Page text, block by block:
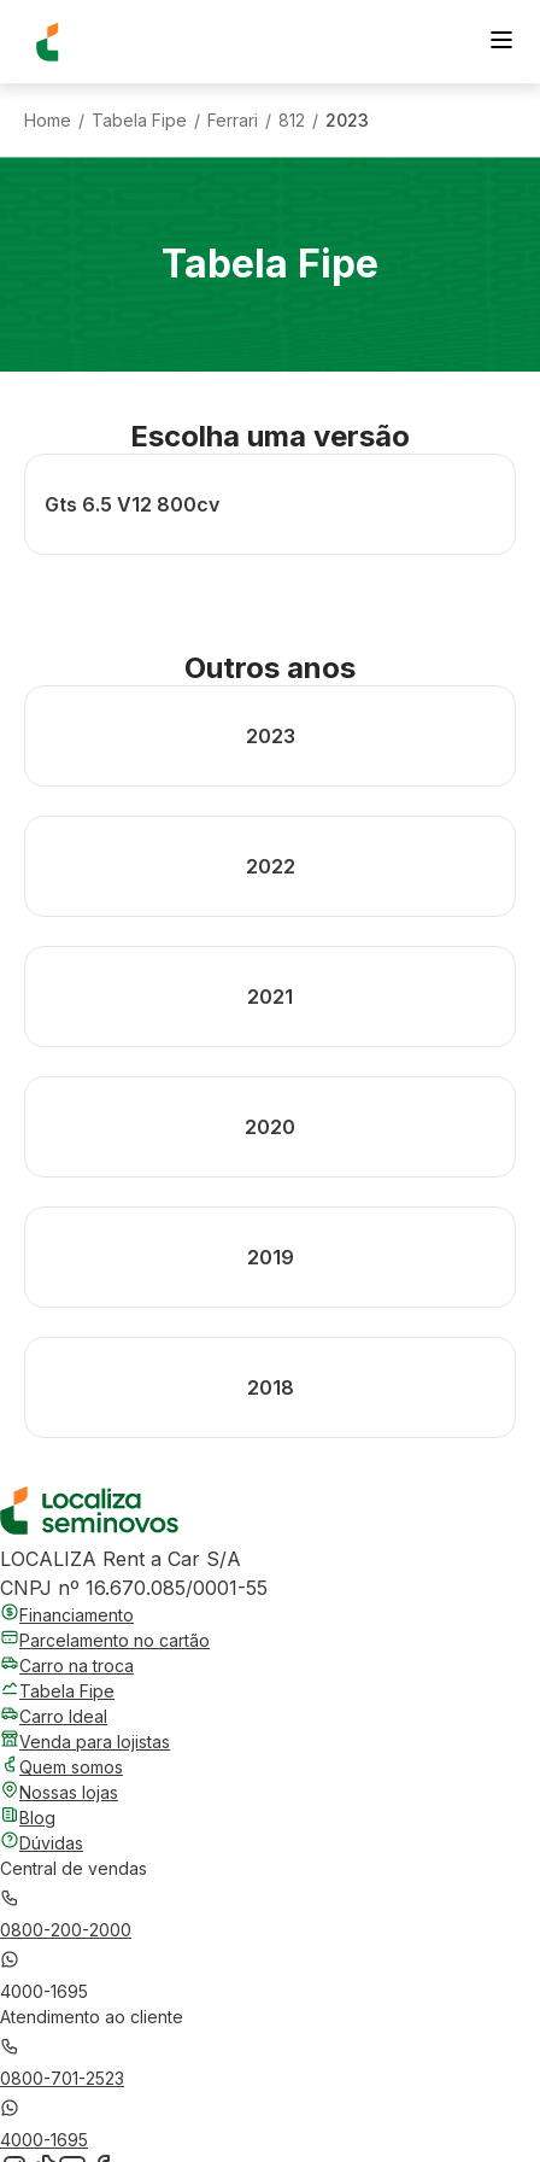
Home / Tabela Fipe / Ferrari / 812 / 2023
Tabela Fipe
Escolha uma versão
Gts 6.5 V12 800cv
Outros anos
2023
2022
2021
2020
2019
2018
LOCALIZA Rent a Car S/A
CNPJ nº 16.670.085/0001-55
Financiamento
Parcelamento no cartão
Carro na troca
Tabela Fipe
Carro Ideal
Venda para lojistas
Quem somos
Nossas lojas
Blog
Dúvidas
Central de vendas
0800-200-2000
4000-1695
Atendimento ao cliente
0800-701-2523
4000-1695